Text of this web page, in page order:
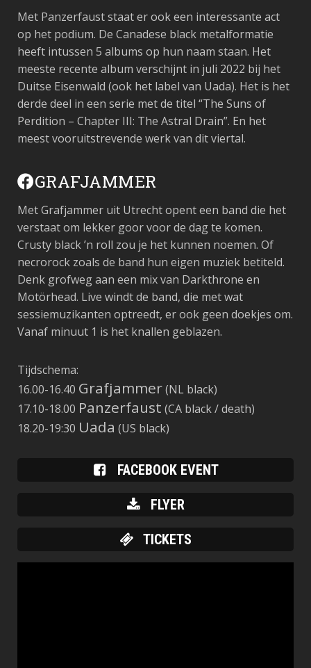
Met Panzerfaust staat er ook een interessante act
op het podium. De Canadese black metalformatie
heeft intussen 5 albums op hun naam staan. Het
meeste recente album verschijnt in juli 2022 bij het
Duitse Eisenwald (ook het label van Uada). Het is het
derde deel in een serie met de titel “The Suns of
Perdition – Chapter III: The Astral Drain”. En het
meest vooruitstrevende werk van dit viertal.
GRAFJAMMER
Met Grafjammer uit Utrecht opent een band die het
verstaat om lekker goor voor de dag te komen.
Crusty black ’n roll zou je het kunnen noemen. Of
necrorock zoals de band hun eigen muziek betiteld.
Denk grofweg aan een mix van Darkthrone en
Motörhead. Live windt de band, die met wat
sessiemuzikanten optreedt, er ook geen doekjes om.
Vanaf minuut 1 is het knallen geblazen.
Tijdschema:
16.00-16.40 Grafjammer(NL black)
17.10-18.00 Panzerfaust (CA black / death)
18.20-19:30 Uada (US black)
FACEBOOK EVENT
FLYER
TICKETS